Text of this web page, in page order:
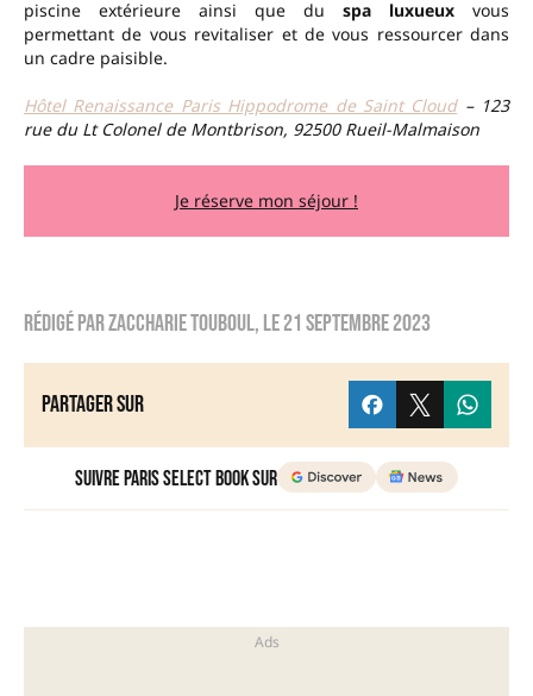
piscine extérieure ainsi que du spa luxueux vous
permettant de vous revitaliser et de vous ressourcer dans
un cadre paisible.
Hôtel Renaissance Paris Hippodrome de Saint Cloud– 123
rue du Lt Colonel de Montbrison, 92500 Rueil-Malmaison
Je réserve mon séjour !
Rédigé parZaccharie TOUBOUL, le21 septembre 2023
Partager sur
Suivre Paris Select Book sur